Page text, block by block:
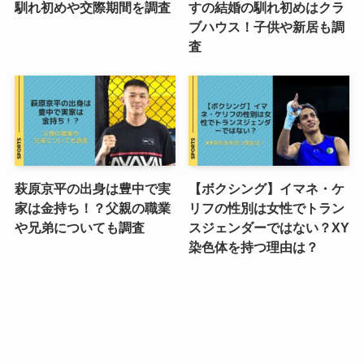
馴れ初めや交際期間を調査
すの結婚の馴れ初めはクラ
ブハウス！子供や新居も調
査
萩原京平の出身は豊中で実
家は金持ち！？父親の職業
や兄弟についても調査
【ボクシング】イマネ・ケ
リフの性別は女性でトラン
スジェンダーではない？XY
染色体を持つ理由は？